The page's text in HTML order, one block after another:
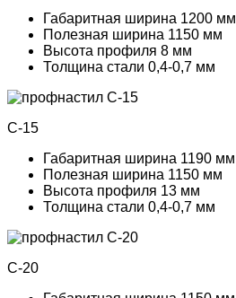
Габаритная ширина 1200 мм
Полезная ширина 1150 мм
Высота профиля 8 мм
Толщина стали 0,4-0,7 мм
С-15
Габаритная ширина 1190 мм
Полезная ширина 1150 мм
Высота профиля 13 мм
Толщина стали 0,4-0,7 мм
С-20